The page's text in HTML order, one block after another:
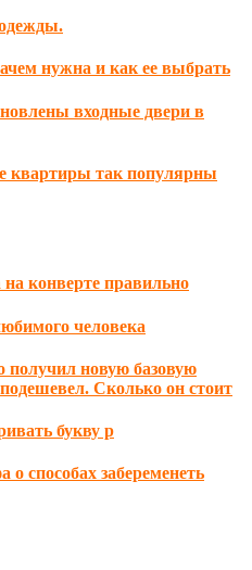
нужна и как ее выбрать
входные двери в
квартиры так популярны
конверте правильно
человека
получил новую базовую
Сколько он стоит
букву р
способах забеременеть